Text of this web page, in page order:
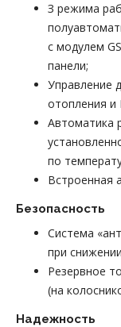
З режима
с модулем
панели;
Управление
отопления и
Автоматика
по
Встроенная
Безопасность
Система
при
Резервное
(на
Надежность